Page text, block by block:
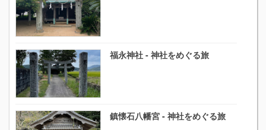
福永神社 - 神社をめぐる旅
鎮懐石八幡宮 - 神社をめぐる旅